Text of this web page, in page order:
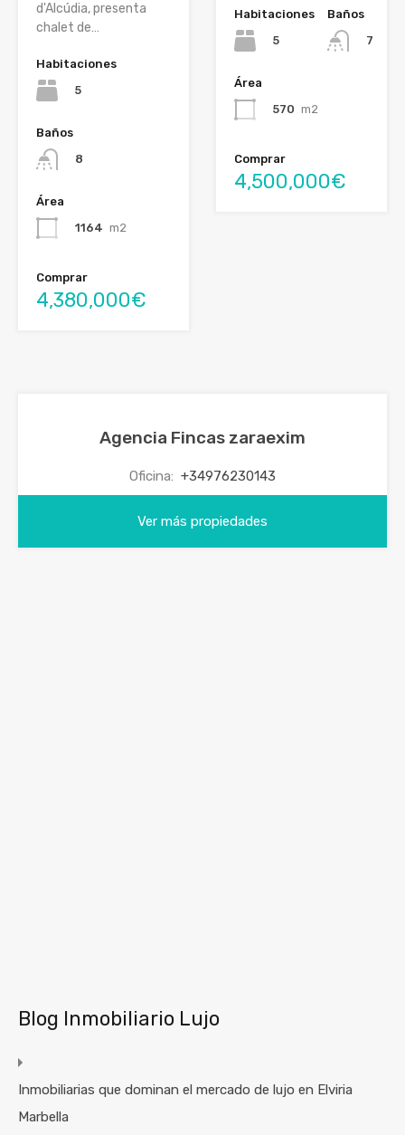
d'Alcúdia, presenta
chalet de…
Habitaciones
5
Baños
8
Área
1164 m2
Comprar
4,380,000€
Habitaciones
5
Baños
7
Área
570 m2
Comprar
4,500,000€
Agencia Fincas zaraexim
Oficina: +34976230143
Ver más propiedades
Blog Inmobiliario Lujo
Inmobiliarias que dominan el mercado de lujo en Elviria
Marbella